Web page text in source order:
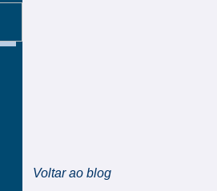
Voltar ao blog